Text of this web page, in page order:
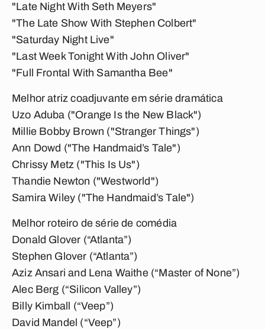
"Late Night With Seth Meyers"
"The Late Show With Stephen Colbert"
"Saturday Night Live"
"Last Week Tonight With John Oliver"
"Full Frontal With Samantha Bee"
Melhor atriz coadjuvante em série dramática
Uzo Aduba ("Orange Is the New Black")
Millie Bobby Brown ("Stranger Things")
Ann Dowd ("The Handmaid’s Tale")
Chrissy Metz ("This Is Us")
Thandie Newton ("Westworld")
Samira Wiley ("The Handmaid’s Tale")
Melhor roteiro de série de comédia
Donald Glover (“Atlanta”)
Stephen Glover (“Atlanta”)
Aziz Ansari and Lena Waithe (“Master of None”)
Alec Berg (“Silicon Valley”)
Billy Kimball (“Veep”)
David Mandel (“Veep”)